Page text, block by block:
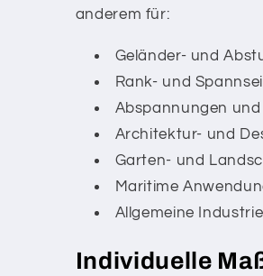
anderem für:
Geländer- und
Rank- und
Abspannungen
Architektur- und
Garten- und
Maritime
Allgemeine
Individuelle